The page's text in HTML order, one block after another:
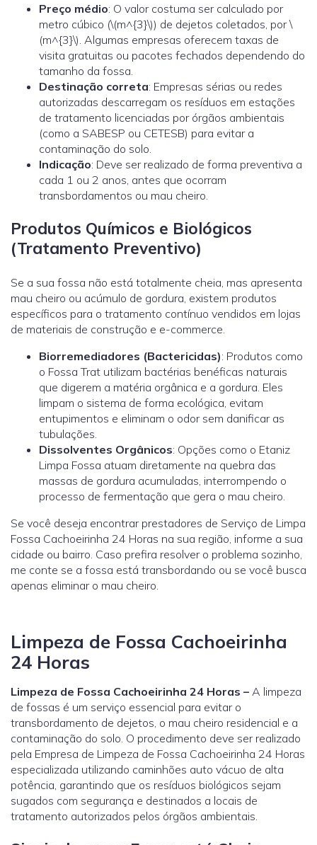
Preço médio: O valor costuma ser calculado por
metro cúbico (\(m^{3}\)) de dejetos coletados, por \
(m^{3}\). Algumas empresas oferecem taxas de
visita gratuitas ou pacotes fechados dependendo do
tamanho da fossa.
Destinação correta: Empresas sérias ou redes
autorizadas descarregam os resíduos em estações
de tratamento licenciadas por órgãos ambientais
(como a SABESP ou CETESB) para evitar a
contaminação do solo.
Indicação: Deve ser realizado de forma preventiva a
cada 1 ou 2 anos, antes que ocorram
transbordamentos ou mau cheiro.
Produtos Químicos e Biológicos
(Tratamento Preventivo)
Se a sua fossa não está totalmente cheia, mas apresenta
mau cheiro ou acúmulo de gordura, existem produtos
específicos para o tratamento contínuo vendidos em lojas
de materiais de construção e e-commerce.
Biorremediadores (Bactericidas): Produtos como
o Fossa Trat utilizam bactérias benéficas naturais
que digerem a matéria orgânica e a gordura. Eles
limpam o sistema de forma ecológica, evitam
entupimentos e eliminam o odor sem danificar as
tubulações.
Dissolventes Orgânicos: Opções como o Etaniz
Limpa Fossa atuam diretamente na quebra das
massas de gordura acumuladas, interrompendo o
processo de fermentação que gera o mau cheiro.
Se você deseja encontrar prestadores de Serviço de Limpa
Fossa Cachoeirinha 24 Horas na sua região, informe a sua
cidade ou bairro. Caso prefira resolver o problema sozinho,
me conte se a fossa está transbordando ou se você busca
apenas eliminar o mau cheiro.
Limpeza de Fossa Cachoeirinha
24 Horas
Limpeza de Fossa Cachoeirinha 24 Horas – A limpeza
de fossas é um serviço essencial para evitar o
transbordamento de dejetos, o mau cheiro residencial e a
contaminação do solo. O procedimento deve ser realizado
pela Empresa de Limpeza de Fossa Cachoeirinha 24 Horas
especializada utilizando caminhões auto vácuo de alta
potência, garantindo que os resíduos biológicos sejam
sugados com segurança e destinados a locais de
tratamento autorizados pelos órgãos ambientais.